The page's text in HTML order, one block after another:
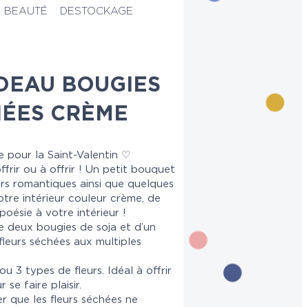
BEAUTÉ DESTOCKAGE
BOUGIES
CRÈME
pour la Saint-Valentin ♡
ou à offrir ! Un petit bouquet
romantiques ainsi que quelques
intérieur couleur crème, de
à votre intérieur !
deux bougies de soja et d’un
séchées aux multiples
3 types de fleurs.
Idéal à offrir
se faire plaisir.
que les fleurs séchées ne